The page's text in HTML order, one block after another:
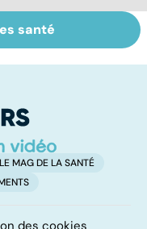
savoir sur
santé
LE MAG DE LA SANTÉ